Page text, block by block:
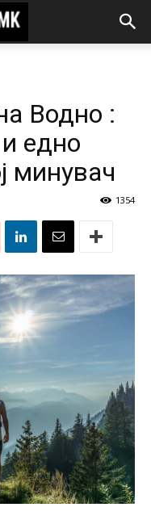
Водно :
едно
минувач
1354